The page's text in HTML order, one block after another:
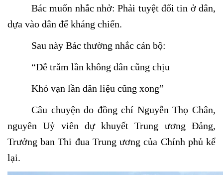
Bác muốn nhắc nhở: Phải tuyệt đối tin ở dân,
dựa vào dân để kháng chiến.
Sau này Bác thường nhắc cán bộ:
“Dễ trăm lần không dân cũng chịu
Khó vạn lần dân liệu cũng xong”
Câu chuyện do đồng chí Nguyễn Thọ Chân,
nguyên Uỷ viên dự khuyết Trung ương Đảng,
Trưởng ban Thi đua Trung ương của Chính phủ kể
lại.